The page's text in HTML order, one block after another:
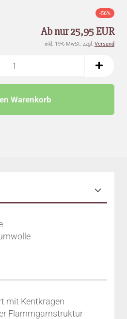
-56%
Ab nur 25,95 EUR
inkl. 19% MwSt. zzgl. Versand
Warenkorb
mit Kentkragen
Flammgarnstruktur